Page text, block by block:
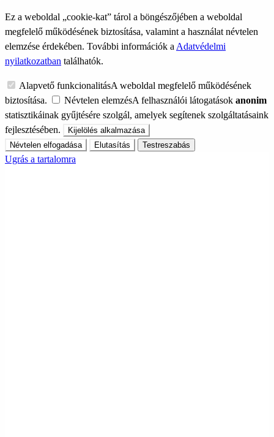
Ez a weboldal „cookie-kat” tárol a böngészőjében a weboldal
megfelelő működésének biztosítása, valamint a használat névtelen
elemzése érdekében. További információk a Adatvédelmi
nyilatkozatban találhatók.
Alapvető funkcionalitásA weboldal megfelelő működésének
biztosítása.
Névtelen elemzésA felhasználói látogatások anonim
statisztikáinak gyűjtésére szolgál, amelyek segítenek szolgáltatásaink
fejlesztésében.
Kijelölés alkalmazása
Névtelen elfogadása
Elutasítás Testreszabás
Ugrás a tartalomra